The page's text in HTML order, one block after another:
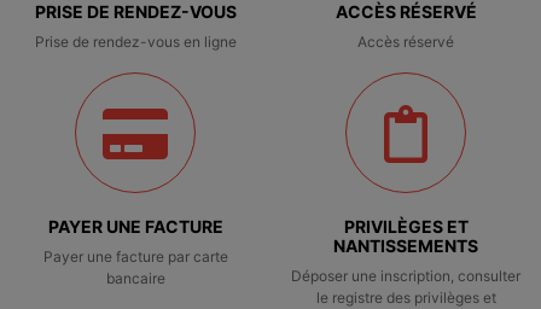
PRISE DE RENDEZ-VOUS
Prise de rendez-vous en ligne
ACCÈS RÉSERVÉ
Accès réservé
PAYER UNE FACTURE
Payer une facture par carte
bancaire
PRIVILÈGES ET
NANTISSEMENTS
Déposer une inscription, consulter
le registre des privilèges et